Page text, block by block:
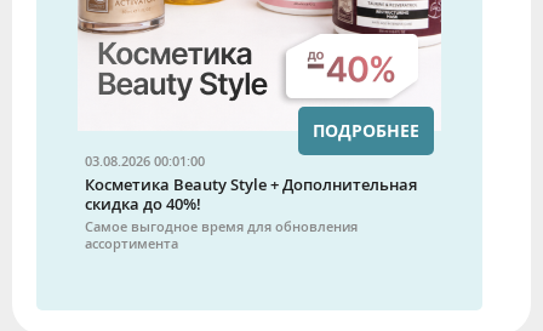
03.08.2026 00:01:00
Косметика Beauty Style + Дополнительная
скидка до 40%!
Самое выгодное время для обновления
ассортимента
ПОДРОБНЕЕ